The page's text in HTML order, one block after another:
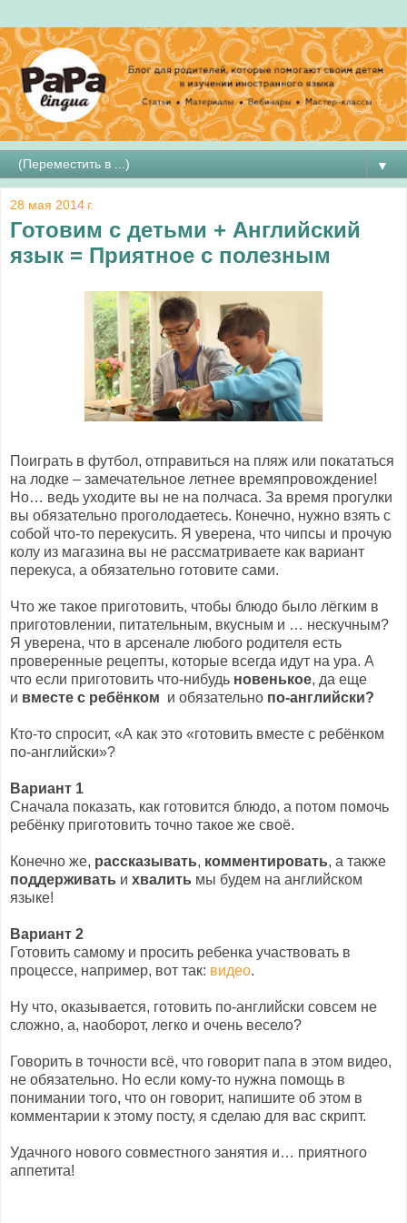
▼
28 мая 2014 г.
Готовим с детьми + Английский
язык = Приятное с полезным
Поиграть в футбол, отправиться на пляж или покататься
на лодке – замечательное летнее времяпровождение!
Но… ведь уходите вы не на полчаса. За время прогулки
вы обязательно проголодаетесь. Конечно, нужно взять с
собой что-то перекусить. Я уверена, что чипсы и прочую
колу из магазина вы не рассматриваете как вариант
перекуса, а обязательно готовите сами.
Что же такое приготовить, чтобы блюдо было лёгким в
приготовлении, питательным, вкусным и … нескучным?
Я уверена, что в арсенале любого родителя есть
проверенные рецепты, которые всегда идут на ура. А
что если приготовить что-нибудь новенькое, да еще
и вместе с ребёнком и обязательно по-английски?
Кто-то спросит, «А как это «готовить вместе с ребёнком
по-английски»?
Вариант 1
Сначала показать, как готовится блюдо, а потом помочь
ребёнку приготовить точно такое же своё.
Конечно же, рассказывать, комментировать, а также
поддерживать и хвалить мы будем на английском
языке!
Вариант 2
Готовить самому и просить ребенка участвовать в
процессе, например, вот так: видео.
Ну что, оказывается, готовить по-английски совсем не
сложно, а, наоборот, легко и очень весело?
Говорить в точности всё, что говорит папа в этом видео,
не обязательно. Но если кому-то нужна помощь в
понимании того, что он говорит, напишите об этом в
комментарии к этому посту, я сделаю для вас скрипт.
Удачного нового совместного занятия и… приятного
аппетита!